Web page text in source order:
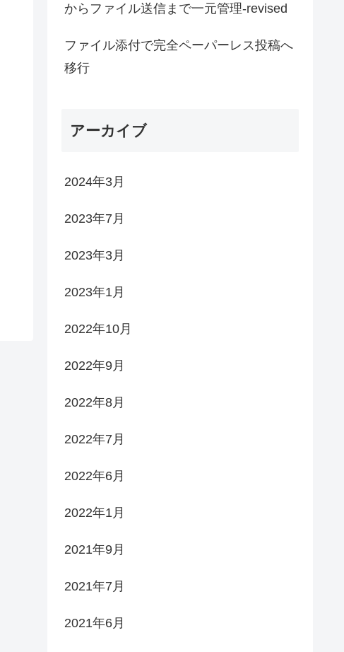
からファイル送信まで一元管理-revised
ファイル添付で完全ペーパーレス投稿へ
移行
アーカイブ
2024年3月
2023年7月
2023年3月
2023年1月
2022年10月
2022年9月
2022年8月
2022年7月
2022年6月
2022年1月
2021年9月
2021年7月
2021年6月